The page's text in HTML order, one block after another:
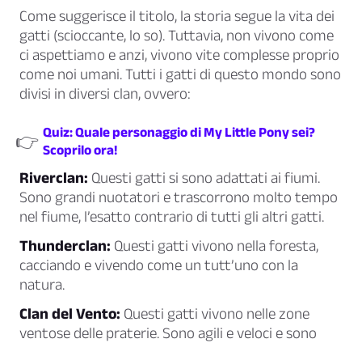
Come suggerisce il titolo, la storia segue la vita dei
gatti (scioccante, lo so). Tuttavia, non vivono come
ci aspettiamo e anzi, vivono vite complesse proprio
come noi umani. Tutti i gatti di questo mondo sono
divisi in diversi clan, ovvero:
👉 Quiz: Quale personaggio di My Little Pony sei?
Scoprilo ora!
Riverclan: Questi gatti si sono adattati ai fiumi.
Sono grandi nuotatori e trascorrono molto tempo
nel fiume, l’esatto contrario di tutti gli altri gatti.
Thunderclan: Questi gatti vivono nella foresta,
cacciando e vivendo come un tutt’uno con la
natura.
Clan del Vento: Questi gatti vivono nelle zone
ventose delle praterie. Sono agili e veloci e sono